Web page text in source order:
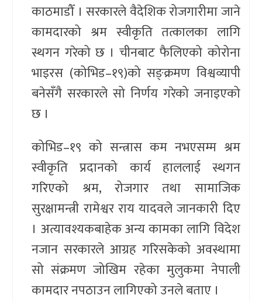
काठमाडौँ । सरकारले वैदेशिक रोजगारीमा जाने
कामदारको श्रम स्वीकृति तत्कालका लागि
स्थगन गरेको छ । चीनबाट फैलिएको कोरोना
भाइरस (कोभिड–१९)को सङ्क्रमण विश्वव्यापी
बनेसँगै सरकारले सो निर्णय गरेको जनाइएको
छ ।
कोभिड–१९ को सन्त्रास कम नभएसम्म श्रम
स्वीकृति प्रदानको कार्य हाललाई स्थगन
गरिएको श्रम, रोजगार तथा सामाजिक
सुरक्षामन्त्री रामेश्वर राय यादवले जानकारी दिए
। अत्यावश्यकबाहेक अन्य कामका लागि विदेश
नजान सरकारले आग्रह गरिसकेको अवस्थामा
सो संक्रमण जोखिम रहेका मुलुकमा नेपाली
कामदार नपठाउन लागिएको उनले बताए ।